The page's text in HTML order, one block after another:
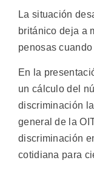
La situación
británico deja a
penosas
En la
un cálculo del
discriminación
general de la
discriminación
cotidiana para